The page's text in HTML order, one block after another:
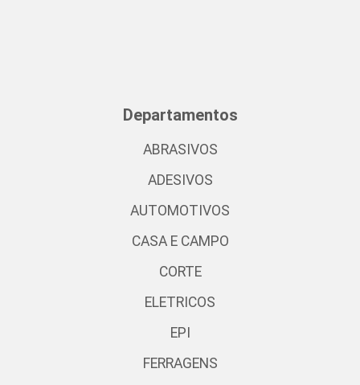
Departamentos
ABRASIVOS
ADESIVOS
AUTOMOTIVOS
CASA E CAMPO
CORTE
ELETRICOS
EPI
FERRAGENS